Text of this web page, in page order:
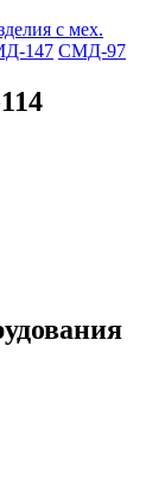
с мех.
147 СМД-97